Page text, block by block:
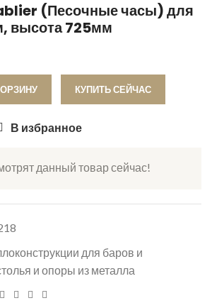
(Песочные часы) для
высота 725мм
КУПИТЬ СЕЙЧАС
В избранное
данный товар сейчас!
для баров и
и опоры из металла